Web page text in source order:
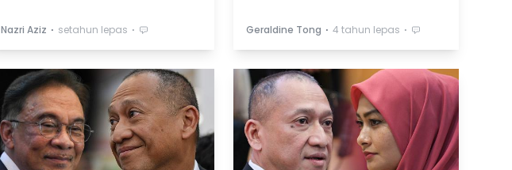
Nazri Aziz ⋅ setahun lepas ⋅ Geraldine Tong ⋅ 4 tahun lepas ⋅